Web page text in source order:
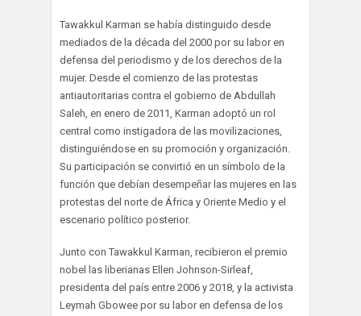
Tawakkul Karman se había distinguido desde
mediados de la década del 2000 por su labor en
defensa del periodismo y de los derechos de la
mujer. Desde el comienzo de las protestas
antiautoritarias contra el gobierno de Abdullah
Saleh, en enero de 2011, Karman adoptó un rol
central como instigadora de las movilizaciones,
distinguiéndose en su promoción y organización.
Su participación se convirtió en un símbolo de la
función que debían desempeñar las mujeres en las
protestas del norte de África y Oriente Medio y el
escenario político posterior.
Junto con Tawakkul Karman, recibieron el premio
nobel las liberianas Ellen Johnson-Sirleaf,
presidenta del país entre 2006 y 2018, y la activista
Leymah Gbowee por su labor en defensa de los